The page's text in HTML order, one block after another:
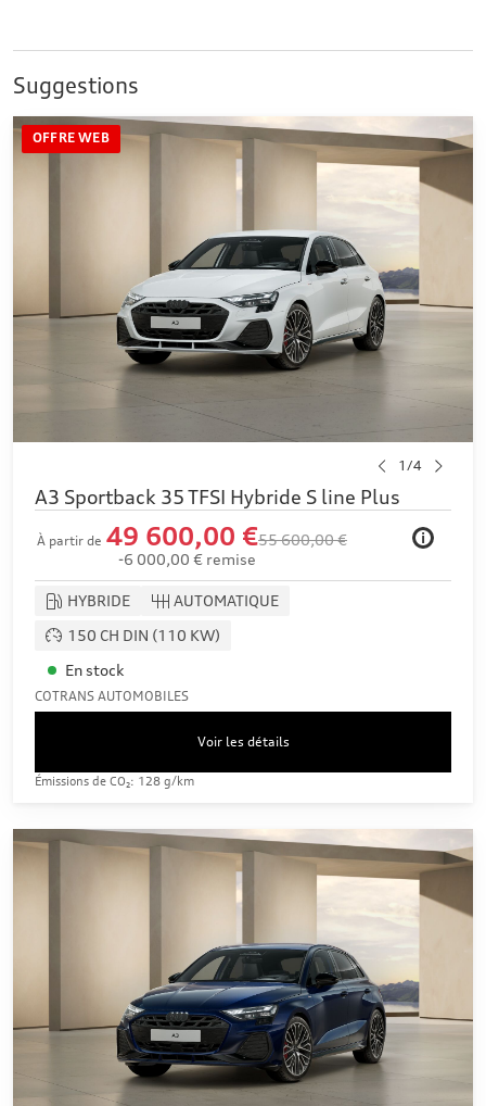
Suggestions
OFFRE WEB
1/4
A3 Sportback 35 TFSI Hybride S line Plus
À partir de 49 600,00 €55 600,00 €
i
-6 000,00 € remise
HYBRIDE
AUTOMATIQUE
150 CH DIN (110 KW)
En stock
COTRANS AUTOMOBILES
Voir les détails
Émissions de CO₂: 128 g/km